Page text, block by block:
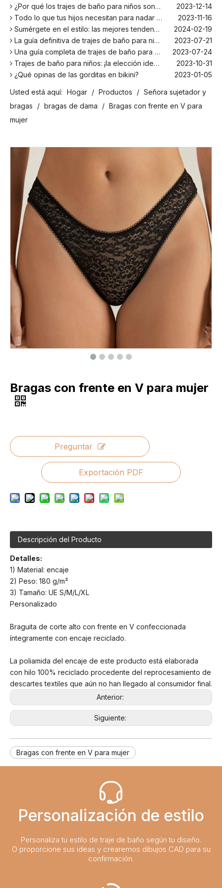
¿Por qué los trajes de baño para niños son más cómodos con elastano?
2023-12-14
Todo lo que tus hijos necesitan para nadar este verano
2023-11-16
Sumérgete en el estilo: las mejores tendencias en trajes de baño para niños de la temporada
2024-02-19
La guía definitiva de trajes de baño para niños: comodidad, diseño y seguridad
2023-07-21
Una guía completa de trajes de baño para niños: comodidad, estilo y seguridad para divertirse bajo el sol
2023-07-24
Trajes de baño para niños: ¡la elección ideal para tus hijos!
2023-10-31
¿Qué opinas de las gorditas en bikini?
2023-01-05
¡El principal fabricante de trajes de baño en Bali!
2024-02-22
¡Date un chapuzón con los trajes de baño para niños más populares de la temporada!
2024-02-02
Como cualquier otro traje, el bañador infantil: un espacio agradable para relajarse en la playa
Todo lo que tus hijos necesitan para nadar este verano
2023-11-16
Sumérgete en el estilo: las mejores tendencias en trajes de baño para niños de la temporada
2024-02-19
La guía definitiva de trajes de baño para niños: comodidad, diseño y seguridad
2023-07-21
Una guía completa de trajes de baño para niños: comodidad, estilo y seguridad para divertirse bajo el sol
2023-07-24
Usted está aquí: Hogar / Productos / Señora sujetador y
bragas
/ bragas de dama / Bragas con frente en V para
mujer
Bragas con frente en V para mujer
Preguntar
Exportación PDF
Descripción del Producto
Detalles:
1) Material: encaje
2) Peso: 180 g/m²
3) Tamaño: UE S/M/L/XL
Personalizado
Braguita de corte alto con frente en V confeccionada
íntegramente con encaje reciclado.
La poliamida del encaje de este producto está elaborada
con hilo 100% reciclado procedente del reprocesamiento de
descartes textiles que aún no han llegado al consumidor final.
Anterior:
Siguiente:
Bragas con frente en V para mujer
Personalización de estilo
Personaliza tu estilo de traje de baño según tu diseño.
O proporcione sus ideas y crearemos dibujos CAD para su
confirmación.